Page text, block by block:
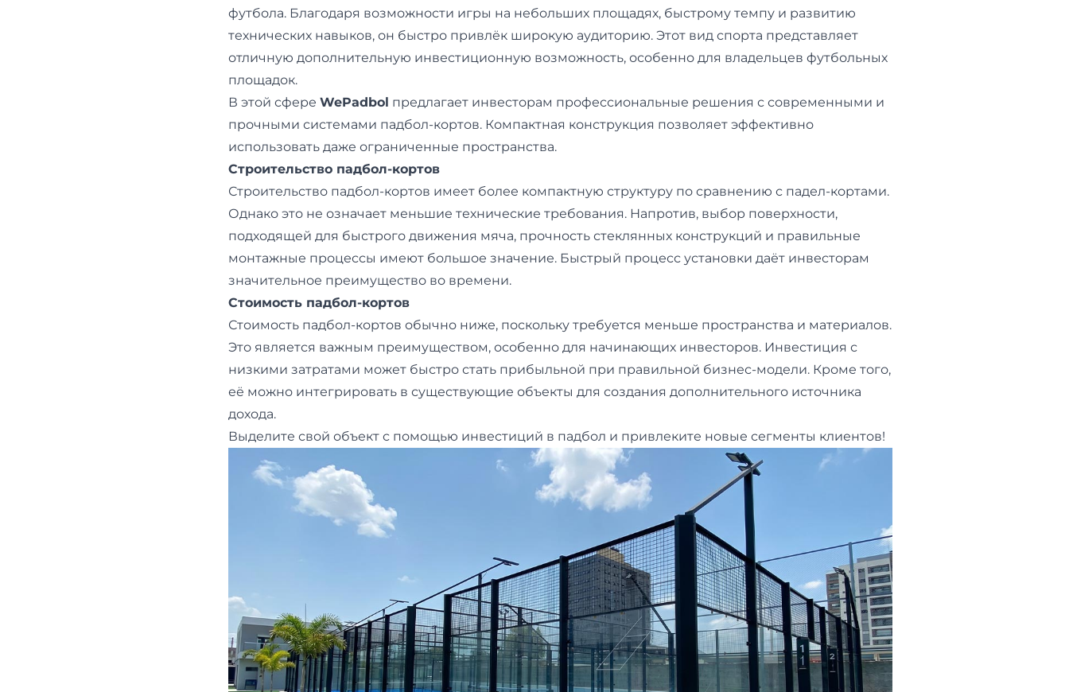
футбола. Благодаря возможности игры на небольших площадях, быстрому темпу и развитию
технических навыков, он быстро привлёк широкую аудиторию. Этот вид спорта представляет
отличную дополнительную инвестиционную возможность, особенно для владельцев футбольных
площадок.
В этой сфере WePadbol предлагает инвесторам профессиональные решения с современными и
прочными системами падбол-кортов. Компактная конструкция позволяет эффективно
использовать даже ограниченные пространства.
Строительство падбол-кортов
Строительство падбол-кортов имеет более компактную структуру по сравнению с падел-кортами.
Однако это не означает меньшие технические требования. Напротив, выбор поверхности,
подходящей для быстрого движения мяча, прочность стеклянных конструкций и правильные
монтажные процессы имеют большое значение. Быстрый процесс установки даёт инвесторам
значительное преимущество во времени.
Стоимость падбол-кортов
Стоимость падбол-кортов обычно ниже, поскольку требуется меньше пространства и материалов.
Это является важным преимуществом, особенно для начинающих инвесторов. Инвестиция с
низкими затратами может быстро стать прибыльной при правильной бизнес-модели. Кроме того,
её можно интегрировать в существующие объекты для создания дополнительного источника
дохода.
Выделите свой объект с помощью инвестиций в падбол и привлеките новые сегменты клиентов!